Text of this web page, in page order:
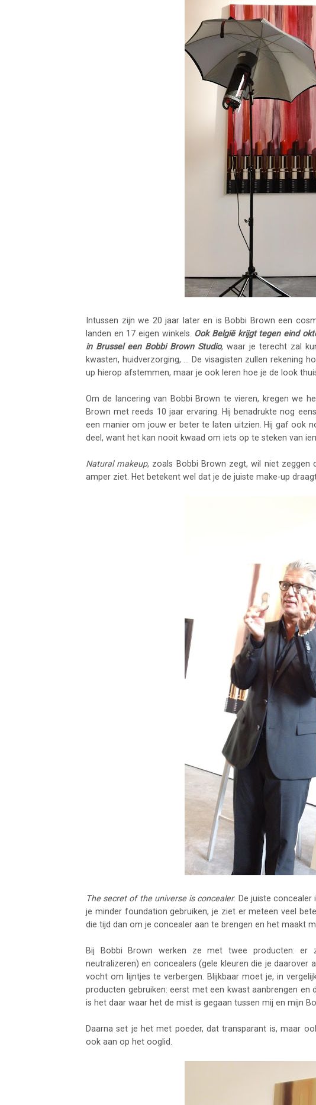
Intussen zijn we 20 jaar later en is Bobbi Brown een
landen en 17 eigen winkels. Ook België krijgt tegen eind
in Brussel een Bobbi Brown Studio, waar je terecht zal
kwasten, huidverzorging, ... De visagisten zullen rekening
up hierop afstemmen, maar je ook leren hoe je de look
Om de lancering van Bobbi Brown te vieren, kregen we
Brown met reeds 10 jaar ervaring. Hij benadrukte nog
een manier om jouw er beter te laten uitzien. Hij gaf ook
deel, want het kan nooit kwaad om iets op te steken van
Natural makeup, zoals Bobbi Brown zegt, wil niet zeggen
amper ziet. Het betekent wel dat je de juiste make-up
The secret of the universe is concealer: De juiste
je minder foundation gebruiken, je ziet er meteen veel
die tijd dan om je concealer aan te brengen en het maakt
Bij Bobbi Brown werken ze met twee producten:
neutralizeren) en concealers (gele kleuren die je daarover
vocht om lijntjes te verbergen. Blijkbaar moet je, in
producten gebruiken: eerst met een kwast aanbrengen en
is het daar waar het de mist is gegaan tussen mij en mijn
Daarna set je het met poeder, dat transparant is, maar
ook aan op het ooglid.